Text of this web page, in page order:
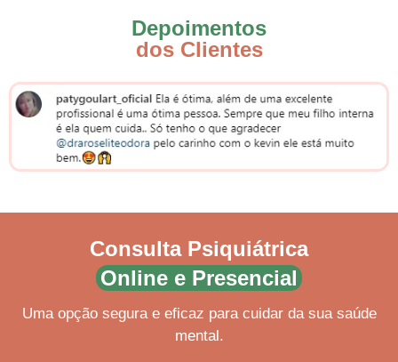
Depoimentos
dos Clientes
Consulta Psiquiátrica
Online e Presencial
Uma opção segura e eficaz para cuidar da sua saúde
mental.